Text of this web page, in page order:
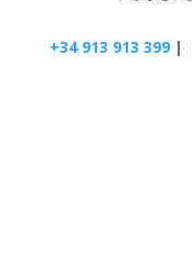
+34 913 913 399|